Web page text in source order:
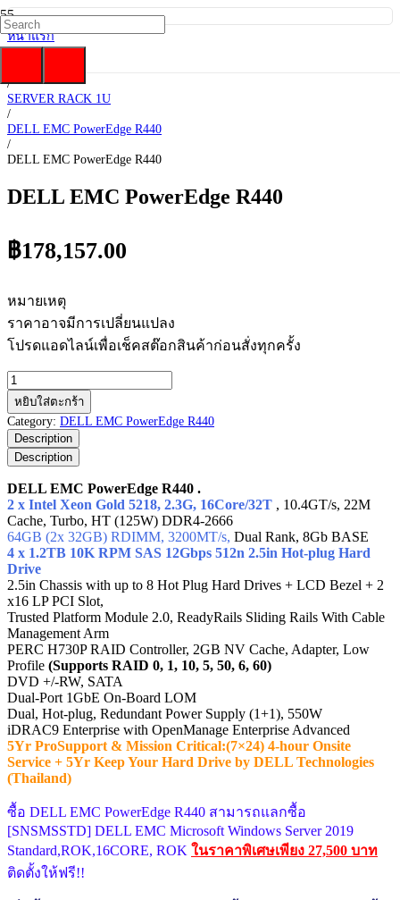
หน้าแรก
/
/
SERVER RACK 1U
/
DELL EMC PowerEdge R440
/
DELL EMC PowerEdge R440
DELL EMC PowerEdge R440
฿178,157.00
หมายเหตุ
ราคาอาจมีการเปลี่ยนแปลง
โปรดแอดไลน์เพื่อเช็คสต๊อกสินค้าก่อนสั่งทุกครั้ง
จำนวน
DELL
EMC
PowerEdge
R440
ชิ้น
หยิบใส่ตะกร้า
Category: DELL EMC PowerEdge R440
Description
Description
DELL EMC PowerEdge R440 .
2 x Intel Xeon Gold 5218, 2.3G, 16Core/32T , 10.4GT/s, 22M
Cache, Turbo, HT (125W) DDR4-2666
64GB (2x 32GB) RDIMM, 3200MT/s, Dual Rank, 8Gb BASE
4 x 1.2TB 10K RPM SAS 12Gbps 512n 2.5in Hot-plug Hard
Drive
2.5in Chassis with up to 8 Hot Plug Hard Drives + LCD Bezel + 2
x16 LP PCI Slot,
Trusted Platform Module 2.0, ReadyRails Sliding Rails With Cable
Management Arm
PERC H730P RAID Controller, 2GB NV Cache, Adapter, Low
Profile (Supports RAID 0, 1, 10, 5, 50, 6, 60)
DVD +/-RW, SATA
Dual-Port 1GbE On-Board LOM
Dual, Hot-plug, Redundant Power Supply (1+1), 550W
iDRAC9 Enterprise with OpenManage Enterprise Advanced
5Yr ProSupport & Mission Critical:(7×24) 4-hour Onsite
Service + 5Yr Keep Your Hard Drive by DELL Technologies
(Thailand)
ซื้อ DELL EMC PowerEdge R440 สามารถแลกซื้อ
[SNSMSSTD] DELL EMC Microsoft Windows Server 2019
Standard,ROK,16CORE, ROK ในราคาพิเศษเพียง 27,500 บาท
ติดตั้งให้ฟรี!!